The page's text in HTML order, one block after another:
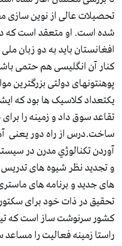
تحصیلات عالی از نوین سازی
شده است. او متعقد است که
افغانستان باید به دو زبان
کنار آن انگلیسی هم حتمی
پوهنتونهای دولتی بزرگترین
یکتعداد کلاسیک ها بود که
تقاعد سوق داد و زمینه را
ساخت.درس از راه دور یعنی
آوردن تکنالوژي مدرن در
و تجدید نظر شیوه های تدریس
های جدید و برنامه های
تحقیق در ذات خود برای
کشور سرنوشت ساز است که
راستا زمینه فعالیت را